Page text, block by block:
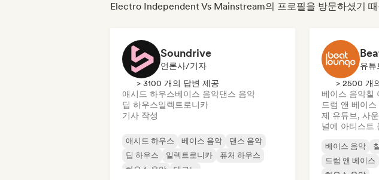
Electro Independent Vs Mainstream의 프로필을 방문하셨기 때
Soundrive
언론사/기자
> 3100 개의 답변 제공
애시드 하우스베이스 음악댄스 음악
딥 하우스일렉트로니카
기사 작성
애시드 하우스 베이스 음악
댄스 음악
딥 하우스
일렉트로니카
퓨처 하우스
하우스 음악
테크노
유튜
> 2500 개
베이스 음악칠
드럼 앤 베이스
제 유튜브, 사
널에 아티스트
베이스 음악
드럼 앤 베이스
하우스 음악